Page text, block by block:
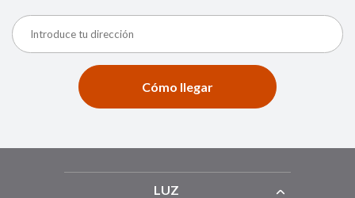
Cómo llegar
LUZ